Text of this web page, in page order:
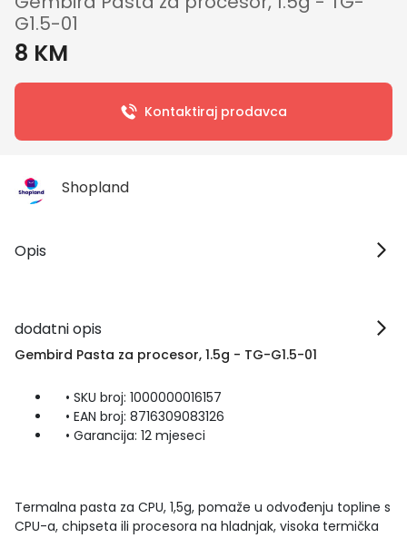
G1.5-01
8 KM
Kontaktiraj prodavca
Shopland
Opis
dodatni opis
Gembird Pasta za procesor, 1.5g - TG-G1.5-01
• SKU broj: 1000000016157
• EAN broj: 8716309083126
• Garancija: 12 mjeseci
Termalna pasta za CPU, 1,5g, pomaže u odvođenju topline s
CPU-a, chipseta ili procesora na hladnjak, visoka termička